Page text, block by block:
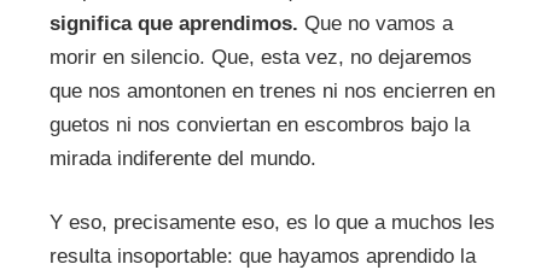
significa que aprendimos. Que no vamos a
morir en silencio. Que, esta vez, no dejaremos
que nos amontonen en trenes ni nos encierren en
guetos ni nos conviertan en escombros bajo la
mirada indiferente del mundo.
Y eso, precisamente eso, es lo que a muchos les
resulta insoportable: que hayamos aprendido la